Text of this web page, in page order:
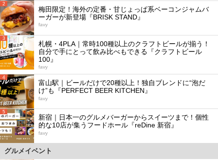
2
梅田限定！海外の定番・甘じょっぱ系ベーコンジャムバ
ーガーが新登場『BRISK STAND』
favy
3
札幌・4PLA｜常時100種以上のクラフトビールが揃う！
自分で手にとって飲み比べもできる『クラフトビール
100』
favy
4
富山駅｜ビールだけで20種以上！独自ブレンドに“泡だ
け”も『PERFECT BEER KITCHEN』
favy
5
新宿｜日本一のグルメバーガーからスイーツまで！個性
的な10店が集うフードホール『reDine 新宿』
favy
グルメイベント